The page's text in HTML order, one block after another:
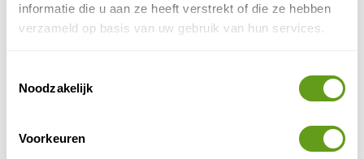
informatie die u aan ze heeft verstrekt of die ze hebben
verzameld op basis van uw gebruik van hun services.
Noodzakelijk
Voorkeuren
Zin in een bijzondere safari-roadtrip? Met
Tanzania Nomads van Travelbase trek je in je
eigen 4x4 door de savanne, van de Serengeti tot
Deel deze pagina! DELEN VIA DE MAILDELEN OP PINTEREST
DELEN OP